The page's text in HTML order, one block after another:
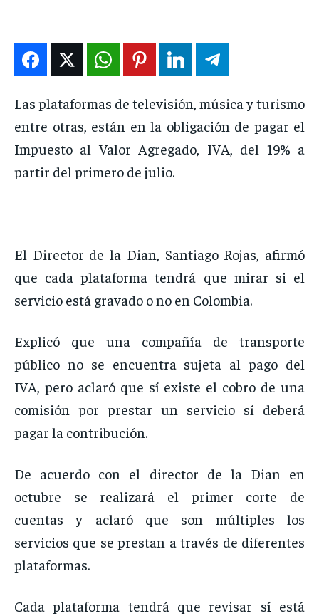
EN VIVO
INSTITUCIONAL
PUATE CON NOSOTROS
EN VIVO
INSTITUCIONAL
PUATE CON NOSOTROS
EN VIVO
INSTITUCIONAL
PUATE CON NOSOTROS
EN VIVO
INSTITUCIONAL
PUATE CON NOSOTROS
Las plataformas de televisión, música y turismo
entre otras, están en la obligación de pagar el
Impuesto al Valor Agregado, IVA, del 19% a
partir del primero de julio.
El Director de la Dian, Santiago Rojas, afirmó
que cada plataforma tendrá que mirar si el
servicio está gravado o no en Colombia.
Explicó que una compañía de transporte
público no se encuentra sujeta al pago del
IVA, pero aclaró que sí existe el cobro de una
comisión por prestar un servicio sí deberá
pagar la contribución.
De acuerdo con el director de la Dian en
octubre se realizará el primer corte de
cuentas y aclaró que son múltiples los
servicios que se prestan a través de diferentes
plataformas.
Cada plataforma tendrá que revisar sí está